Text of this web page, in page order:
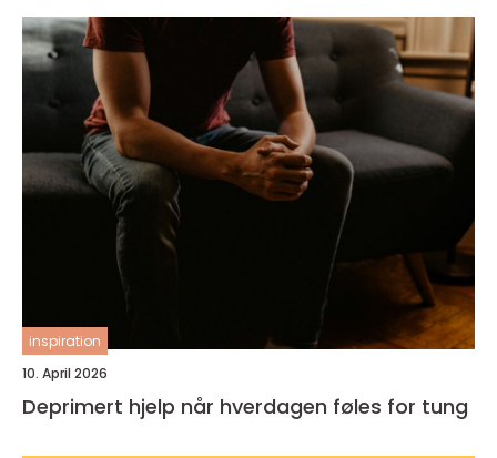
inspiration
10. April 2026
Deprimert hjelp når hverdagen føles for tung